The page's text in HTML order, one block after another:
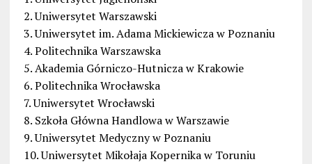
2. Uniwersytet Warszawski
3. Uniwersytet im. Adama Mickiewicza w Poznaniu
4. Politechnika Warszawska
5. Akademia Górniczo-Hutnicza w Krakowie
6. Politechnika Wrocławska
7. Uniwersytet Wrocławski
8. Szkoła Główna Handlowa w Warszawie
9. Uniwersytet Medyczny w Poznaniu
10. Uniwersytet Mikołaja Kopernika w Toruniu